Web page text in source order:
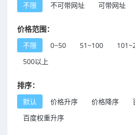
不限 不可带网址 可带网址
价格范围：
不限 0~50 51~100
500以上
排序：
默认 价格升序 价格降序
百度权重升序